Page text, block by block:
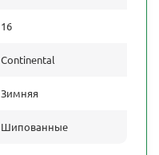
16
Continental
Зимняя
Шипованные